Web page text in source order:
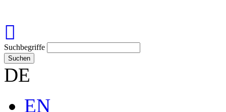
Suchbegriffe
Suchen
DE
EN